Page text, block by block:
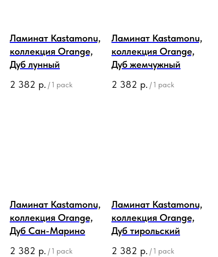
Ламинат Kastamonu,
коллекция Orange,
Дуб лунный
2 382 р. / 1 pack
Ламинат Kastamonu,
коллекция Orange,
Дуб жемчужный
2 382 р. / 1 pack
Ламинат Kastamonu,
коллекция Orange,
Дуб Сан-Марино
2 382 р. / 1 pack
Ламинат Kastamonu,
коллекция Orange,
Дуб тирольский
2 382 р. / 1 pack